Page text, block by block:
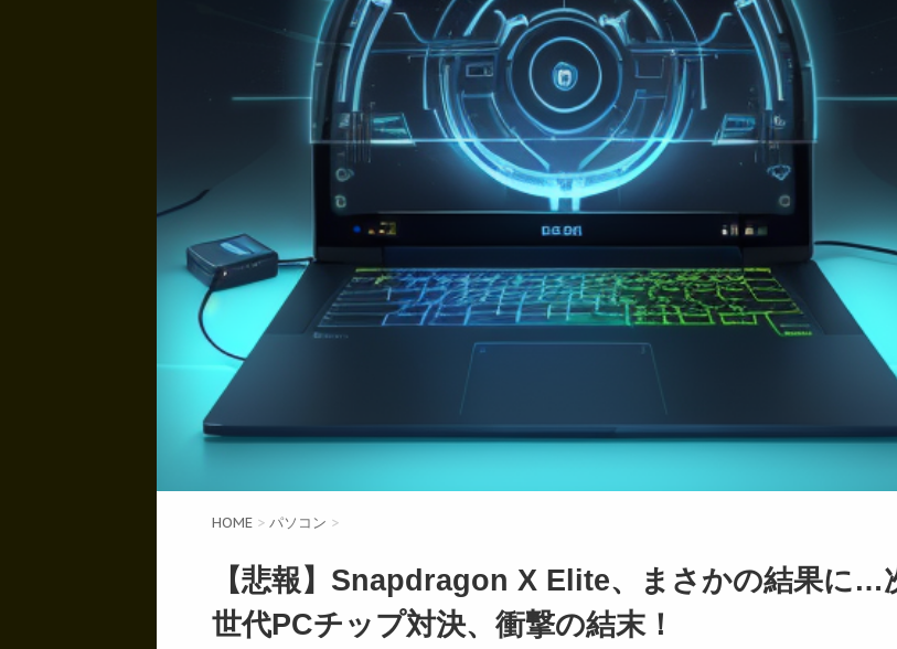
HOME > パソコン >
【悲報】Snapdragon X Elite、まさかの結果に…
世代PCチップ対決、衝撃の結末！